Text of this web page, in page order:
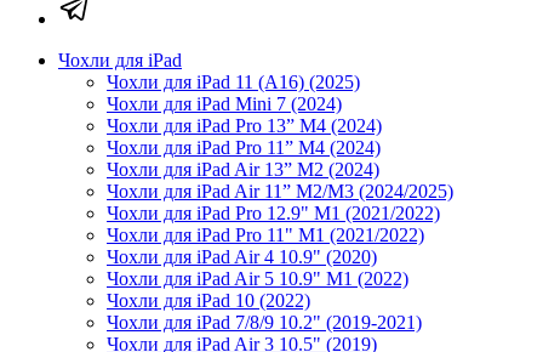
Чохли для iPad
Чохли для iPad 11 (A16) (2025)
Чохли для iPad Mini 7 (2024)
Чохли для iPad Pro 13” M4 (2024)
Чохли для iPad Pro 11” M4 (2024)
Чохли для iPad Air 13” M2 (2024)
Чохли для iPad Air 11” M2/M3 (2024/2025)
Чохли для iPad Pro 12.9" M1 (2021/2022)
Чохли для iPad Pro 11" M1 (2021/2022)
Чохли для iPad Air 4 10.9" (2020)
Чохли для iPad Air 5 10.9" M1 (2022)
Чохли для iPad 10 (2022)
Чохли для iPad 7/8/9 10.2" (2019-2021)
Чохли для iPad Air 3 10.5" (2019)